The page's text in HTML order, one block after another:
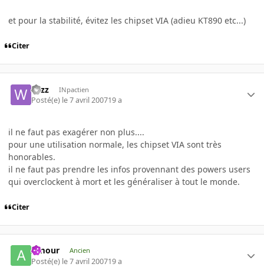
et pour la stabilité, évitez les chipset VIA (adieu KT890 etc...)
Citer
wizz INpactien
Posté(e) le 7 avril 200719 a
il ne faut pas exagérer non plus....
pour une utilisation normale, les chipset VIA sont très
honorables.
il ne faut pas prendre les infos provennant des powers users
qui overclockent à mort et les généraliser à tout le monde.
Citer
Amour Ancien
Posté(e) le 7 avril 200719 a